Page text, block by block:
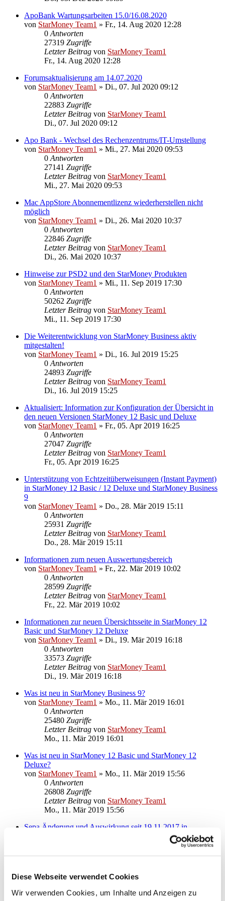
Diese Webseite verwendet Cookies
Wir verwenden Cookies, um Inhalte und Anzeigen zu
ApoBank Wartungsarbeiten 15.0/16.08.2020
von StarMoney Team1 » Fr., 14. Aug 2020 12:28
0 Antworten
27319 Zugriffe
Letzter Beitrag von StarMoney Team1
Fr., 14. Aug 2020 12:28
Forumsaktualisierung am 14.07.2020
von StarMoney Team1 » Di., 07. Jul 2020 09:12
0 Antworten
22883 Zugriffe
Letzter Beitrag von StarMoney Team1
Di., 07. Jul 2020 09:12
Apo Bank - Wechsel des Rechenzentrums/IT-Umstellung
von StarMoney Team1 » Mi., 27. Mai 2020 09:53
0 Antworten
27141 Zugriffe
Letzter Beitrag von StarMoney Team1
Mi., 27. Mai 2020 09:53
Mac AppStore Abonnementlizenz wiederherstellen nicht
möglich
von StarMoney Team1 » Di., 26. Mai 2020 10:37
0 Antworten
22846 Zugriffe
Letzter Beitrag von StarMoney Team1
Di., 26. Mai 2020 10:37
Hinweise zur PSD2 und den StarMoney Produkten
von StarMoney Team1 » Mi., 11. Sep 2019 17:30
0 Antworten
50262 Zugriffe
Letzter Beitrag von StarMoney Team1
Mi., 11. Sep 2019 17:30
Die Weiterentwicklung von StarMoney Business aktiv
mitgestalten!
von StarMoney Team1 » Di., 16. Jul 2019 15:25
0 Antworten
24893 Zugriffe
Letzter Beitrag von StarMoney Team1
Di., 16. Jul 2019 15:25
Aktualisiert: Information zur Konfiguration der Übersicht in
den neuen Versionen StarMoney 12 Basic und Deluxe
von StarMoney Team1 » Fr., 05. Apr 2019 16:25
0 Antworten
27047 Zugriffe
Letzter Beitrag von StarMoney Team1
Fr., 05. Apr 2019 16:25
Unterstützung von Echtzeitüberweisungen (Instant Payment)
in StarMoney 12 Basic / 12 Deluxe und StarMoney Business
9
von StarMoney Team1 » Do., 28. Mär 2019 15:11
0 Antworten
25931 Zugriffe
Letzter Beitrag von StarMoney Team1
Do., 28. Mär 2019 15:11
Informationen zum neuen Auswertungsbereich
von StarMoney Team1 » Fr., 22. Mär 2019 10:02
0 Antworten
28599 Zugriffe
Letzter Beitrag von StarMoney Team1
Fr., 22. Mär 2019 10:02
Informationen zur neuen Übersichtsseite in StarMoney 12
Basic und StarMoney 12 Deluxe
von StarMoney Team1 » Di., 19. Mär 2019 16:18
0 Antworten
33573 Zugriffe
Letzter Beitrag von StarMoney Team1
Di., 19. Mär 2019 16:18
Was ist neu in StarMoney Business 9?
von StarMoney Team1 » Mo., 11. Mär 2019 16:01
0 Antworten
25480 Zugriffe
Letzter Beitrag von StarMoney Team1
Mo., 11. Mär 2019 16:01
Was ist neu in StarMoney 12 Basic und StarMoney 12
Deluxe?
von StarMoney Team1 » Mo., 11. Mär 2019 15:56
0 Antworten
26808 Zugriffe
Letzter Beitrag von StarMoney Team1
Mo., 11. Mär 2019 15:56
Sepa Änderung und Auswirkung seit 19.11.2017 in
StarMoney 10, StarMoney Plus, StarMoney Business 7
Mo., 20. Nov 2017 09:22
0Antworten
Letzter Beitrag
von
StarMoney Team1
Mo., 20. Nov 2017 09:22
Neue Funktionen in StarMoney 11, StarMoney 11 Deluxe